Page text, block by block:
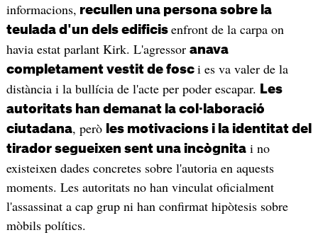
informacions, recullen una persona sobre la
teulada d'un dels edificis enfront de la carpa on
havia estat parlant Kirk. L'agressor anava
completament vestit de fosc i es va valer de la
distància i la bullícia de l'acte per poder escapar.
Les
autoritats han demanat la col·laboració
ciutadana, però les motivacions i la identitat del
tirador segueixen sent una incògnitai no
existeixen dades concretes sobre l'autoria en aquests
moments. Les autoritats no han vinculat oficialment
l'assassinat a cap grup ni han confirmat hipòtesis sobre
mòbils polítics.